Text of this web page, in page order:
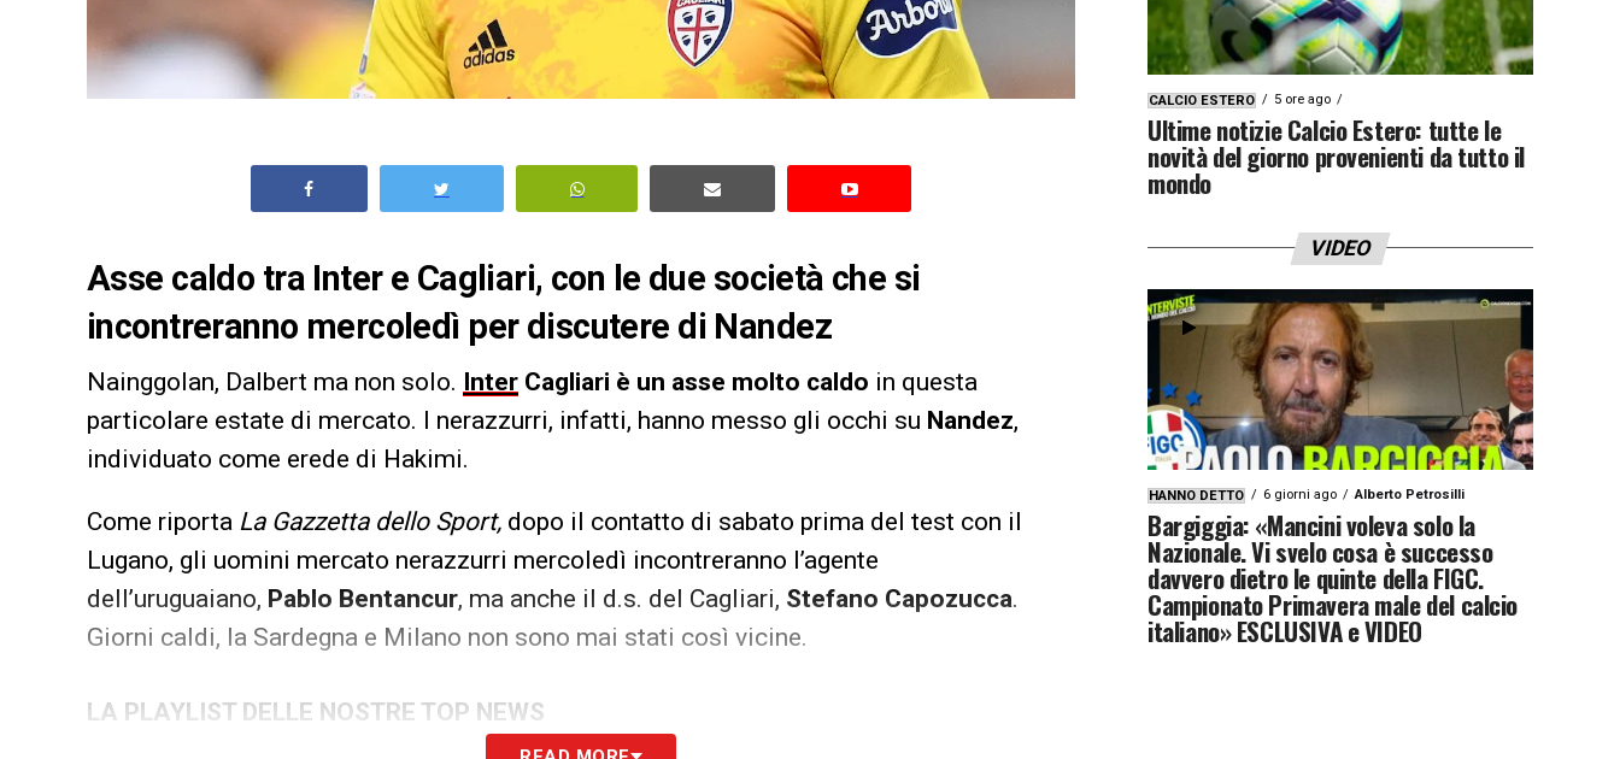
Asse caldo tra Inter e Cagliari, con le due società che si
incontreranno mercoledì per discutere di Nandez
Nainggolan, Dalbert ma non solo. Inter Cagliari è un asse molto caldo in questa
particolare estate di mercato. I nerazzurri, infatti, hanno messo gli occhi su Nandez,
individuato come erede di Hakimi.
Come riporta La Gazzetta dello Sport, dopo il contatto di sabato prima del test con il
Lugano, gli uomini mercato nerazzurri mercoledì incontreranno l’agente
dell’uruguaiano, Pablo Bentancur, ma anche il d.s. del Cagliari, Stefano Capozucca.
Giorni caldi, la Sardegna e Milano non sono mai stati così vicine.
LA PLAYLIST DELLE NOSTRE TOP NEWS
CALCIO ESTERO 5 ore ago
Ultime notizie Calcio Estero: tutte le
novità del giorno provenienti da tutto il
mondo
VIDEO
HANNO DETTO 6 giorni ago Alberto Petrosilli
Bargiggia: «Mancini voleva solo la
Nazionale. Vi svelo cosa è successo
davvero dietro le quinte della FIGC.
Campionato Primavera male del calcio
italiano» ESCLUSIVA e VIDEO